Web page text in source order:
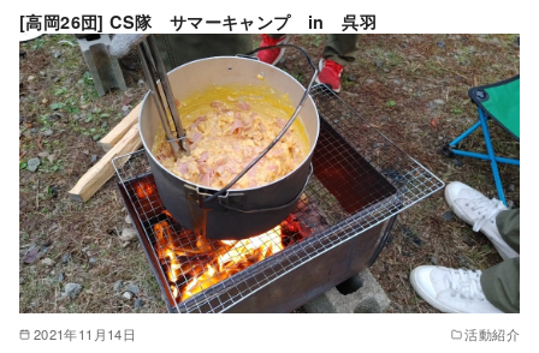
[高岡26団] CS隊 サマーキャンプ in 呉羽
2021年11月14日 活動紹介